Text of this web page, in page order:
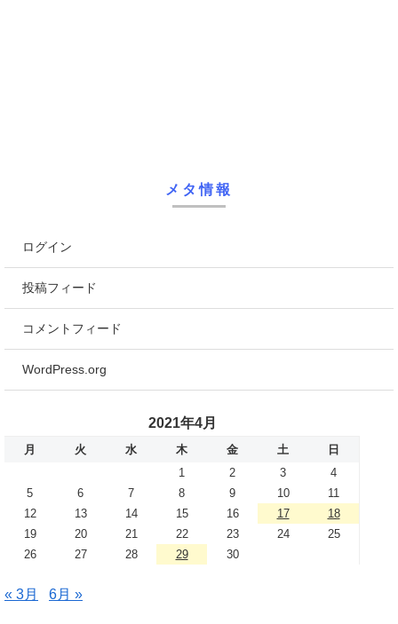
メタ情報
ログイン
投稿フィード
コメントフィード
WordPress.org
2021年4月
月 火 水 木 金 土
日
1
2 3
4
5
6 7 8 9 10
11
12
13 14 15 16 17
18
19
20 21 22 23 24
25
26
27 28 29 30
« 3月 6月 »